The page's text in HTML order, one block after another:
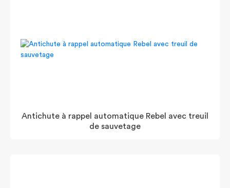
Antichute à rappel automatique Rebel avec treuil
de sauvetage